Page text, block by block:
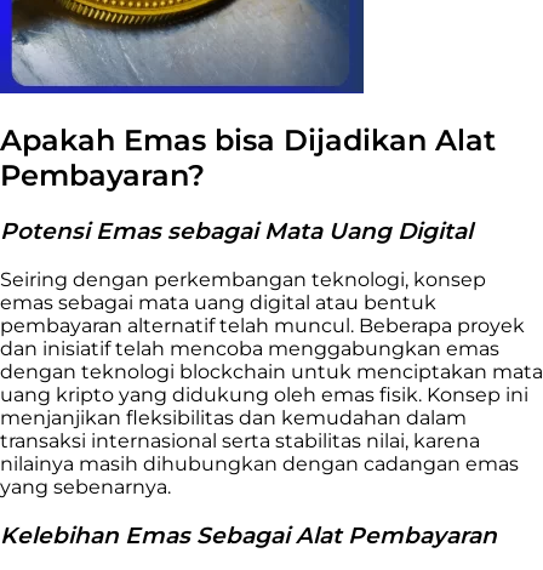
Apakah Emas bisa Dijadikan Alat
Pembayaran?
Potensi Emas sebagai Mata Uang Digital
Seiring dengan perkembangan teknologi, konsep
emas sebagai mata uang digital atau bentuk
pembayaran alternatif telah muncul. Beberapa proyek
dan inisiatif telah mencoba menggabungkan emas
dengan teknologi blockchain untuk menciptakan mata
uang kripto yang didukung oleh emas fisik. Konsep ini
menjanjikan fleksibilitas dan kemudahan dalam
transaksi internasional serta stabilitas nilai, karena
nilainya masih dihubungkan dengan cadangan emas
yang sebenarnya.
Kelebihan Emas Sebagai Alat Pembayaran